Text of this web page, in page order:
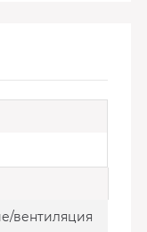
вентиляция